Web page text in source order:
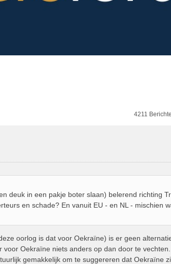
4211
deuk in een pakje boter slaan) belerend richting
en schade? En vanuit EU - en NL - mischien
oorlog is dat voor Oekraïne) is er geen
Oekraïne niets anders op dan door te vechten.
gemakkelijk om te suggereren dat Oekraïne